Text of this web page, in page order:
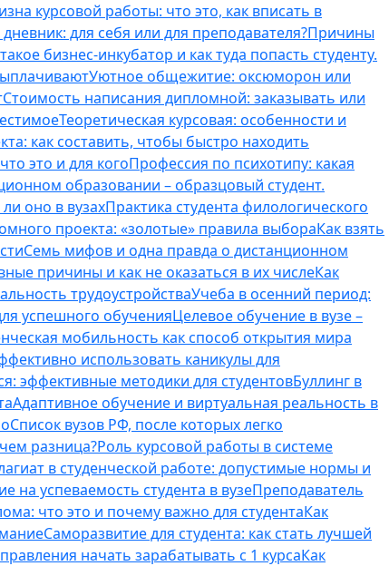
курсовой работы: что это, как вписать в
для себя или для преподавателя?Причины
бизнес-инкубатор и как туда попасть студенту.
Уютное общежитие: оксюморон или
Стоимость написания дипломной: заказывать или
Теоретическая курсовая: особенности и
как составить, чтобы быстро находить
это и для когоПрофессия по психотипу: какая
образовании – образцовый студент.
оно в вузахПрактика студента филологического
проекта: «золотые» правила выбораКак взять
Семь мифов и одна правда о дистанционном
причины и как не оказаться в их числеКак
трудоустройстваУчеба в осенний период:
успешного обученияЦелевое обучение в вузе –
мобильность как способ открытия мира
использовать каникулы для
эффективные методики для студентовБуллинг в
Адаптивное обучение и виртуальная реальность в
Список вузов РФ, после которых легко
разница?Роль курсовой работы в системе
в студенческой работе: допустимые нормы и
на успеваемость студента в вузеПреподаватель
что это и почему важно для студентаКак
Саморазвитие для студента: как стать лучшей
начать зарабатывать с 1 курсаКак